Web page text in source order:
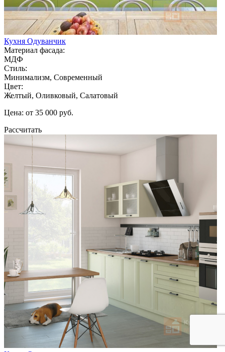
Кухня Одуванчик
Материал фасада:
МДФ
Стиль:
Минимализм, Современный
Цвет:
Желтый, Оливковый, Салатовый
Цена: от 35 000 руб.
Рассчитать